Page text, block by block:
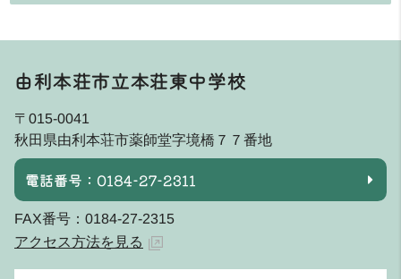
由利本荘市立本荘東中学校
〒015-0041
秋田県由利本荘市薬師堂字境橋７７番地
電話番号：0184-27-2311
FAX番号：0184-27-2315
アクセス方法を見る